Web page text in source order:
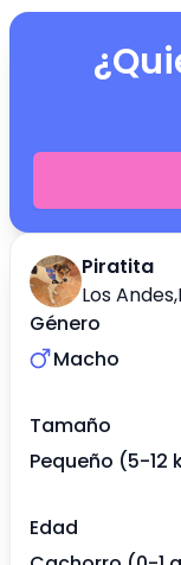
Piratita
Los Andes,
Género
Macho
Tamaño
Pequeño (5-12
Edad